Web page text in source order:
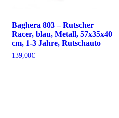
Baghera 803 – Rutscher
Racer, blau, Metall, 57x35x40
cm, 1-3 Jahre, Rutschauto
139,00€